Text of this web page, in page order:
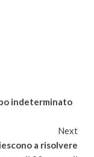
indeterminato
Next
a risolvere